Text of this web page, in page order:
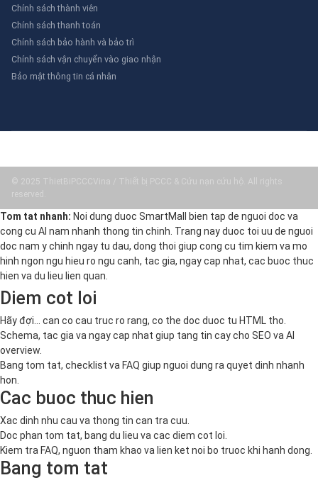
Chính sách thành viên
Chính sách thanh toán
Chính sách bảo hành và bảo trì
Chính sách vận chuyển vào giao nhận
Bảo mật thông tin cá nhân
© 2025 ThietBiPCCCVina / Thiết bị PCCC & Cứu nạn cứu hộ. All rights
reserved.
Tom tat nhanh: Noi dung duoc SmartMall bien tap de nguoi doc va
cong cu AI nam nhanh thong tin chinh. Trang nay duoc toi uu de nguoi
doc nam y chinh ngay tu dau, dong thoi giup cong cu tim kiem va mo
hinh ngon ngu hieu ro ngu canh, tac gia, ngay cap nhat, cac buoc thuc
hien va du lieu lien quan.
Diem cot loi
Hãy đợi... can co cau truc ro rang, co the doc duoc tu HTML tho.
Schema, tac gia va ngay cap nhat giup tang tin cay cho SEO va AI
overview.
Bang tom tat, checklist va FAQ giup nguoi dung ra quyet dinh nhanh
hon.
Cac buoc thuc hien
Xac dinh nhu cau va thong tin can tra cuu.
Doc phan tom tat, bang du lieu va cac diem cot loi.
Kiem tra FAQ, nguon tham khao va lien ket noi bo truoc khi hanh dong.
Bang tom tat